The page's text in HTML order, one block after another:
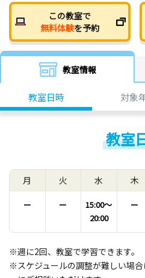
この教室で
無料体験を予約
教室情報
教室日時 対象
教室
月
ー
火
ー
水
15:00〜
20:00
木
ー
※週に2回、教室で学習できます。
※スケジュールの調整が難しい場